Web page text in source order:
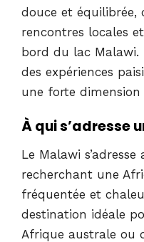
douce et équilibrée,
rencontres locales
bord du lac Malawi.
des expériences
une forte dimension
À qui s’adresse
Le Malawi s’adresse
recherchant une
fréquentée et
destination idéale
Afrique australe ou